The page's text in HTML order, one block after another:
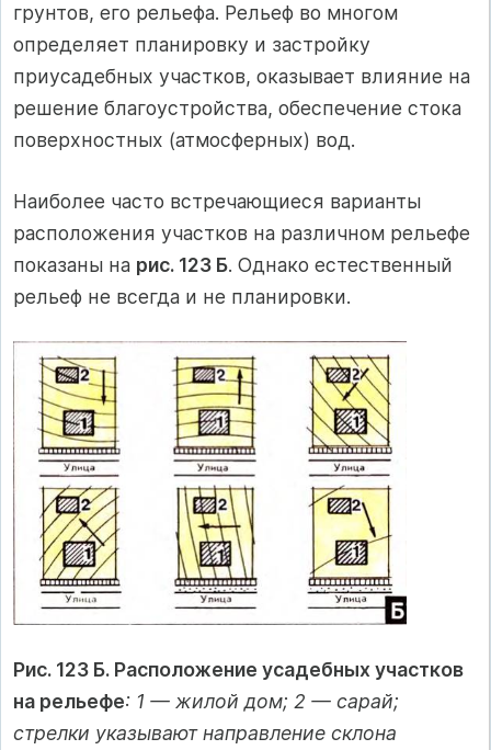
грунтов, его рельефа. Рельеф во многом
определяет планировку и застройку
приусадебных участков, оказывает влияние на
решение благоустройства, обеспечение стока
поверхностных (атмосферных) вод.
Наиболее часто встречающиеся варианты
расположения участков на различном рельефе
показаны на рис. 123 Б. Однако естественный
рельеф не всегда и не планировки.
Рис. 123 Б. Расположение усадебных участков
на рельефе: 1 — жилой дом; 2 — сарай;
стрелки указывают направление склона